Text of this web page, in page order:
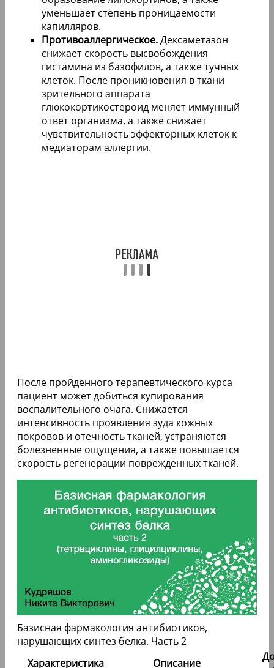
уменьшает степень проницаемости
капилляров.
Противоаллергическое.Дексаметазон
снижает скорость высвобождения
гистамина из базофилов, а также тучных
клеток. После проникновения в ткани
зрительного аппарата
глюкокортикостероид меняет иммунный
ответ организма, а также снижает
чувствительность эффекторных клеток к
медиаторам аллергии.
После пройденного терапевтического курса
пациент может добиться купирования
воспалительного очага. Снижается
интенсивность проявления зуда кожных
покровов и отечность тканей, устраняются
болезненные ощущения, а также повышается
скорость регенерации поврежденных тканей.
Базисная фармакология антибиотиков,
нарушающих синтез белка. Часть 2
Характеристика
Описание